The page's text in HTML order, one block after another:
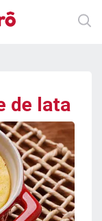
de lata